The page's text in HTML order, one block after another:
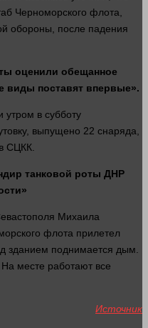
Черноморского флота,
обороны, после падения
оценили обещанное
виды поставят впервые».
утром в субботу
выпущено 22 снаряда,
СЦКК.
танковой роты ДНР
Михаила
флота прилетел
зданием поднимается дым.
На месте работают все
Источник